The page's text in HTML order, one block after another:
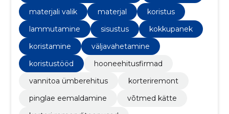
materjali valik
materjal
koristus
lammutamine
sisustus
kokkupanek
koristamine
väljavahetamine
koristustööd
hooneehitusfirmad
vannitoa ümberehitus
korteriremont
pinglae eemaldamine
võtmed kätte